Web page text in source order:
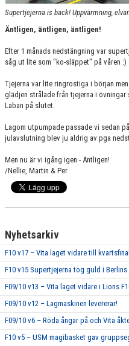
Supertjejerna is back! Uppvärmning,
Äntligen, äntligen, äntligen!
Efter 1 månads nedstängning var
såg ut lite som "ko-släppet" på våren :)
Tjejerna var lite ringrostiga i början
glädjen strålade från tjejerna i
Laban på slutet.
Lagom utpumpade passade vi sedan
julavslutning blev ju aldrig av pga
Men nu är vi igång igen - Äntligen!
/Nellie, Martin & Per
Nyhetsarkiv
F10 v17 – Vita laget vidare till
F10 v15 Supertjejerna tog guld i
F09/10 v13 – Vita laget vidare i Lions
F09/10 v12 – Lagmaskinen levererar!
F09/10 v6 – Röda ångar på och Vita
F10 v5 – USM magibasket gav